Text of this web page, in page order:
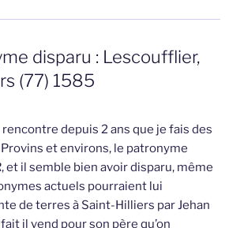
disparu : Lescoufflier,
(77) 1585
depuis 2 ans que je fais des
et environs, le patronyme
et il semble bien avoir disparu, même
actuels pourraient lui
de terres à Saint-Hilliers par Jehan
il vend pour son père qu’on